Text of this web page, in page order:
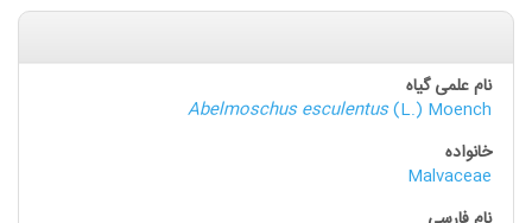
Abelmoschus esculentus(L.) Moench
Malvaceae